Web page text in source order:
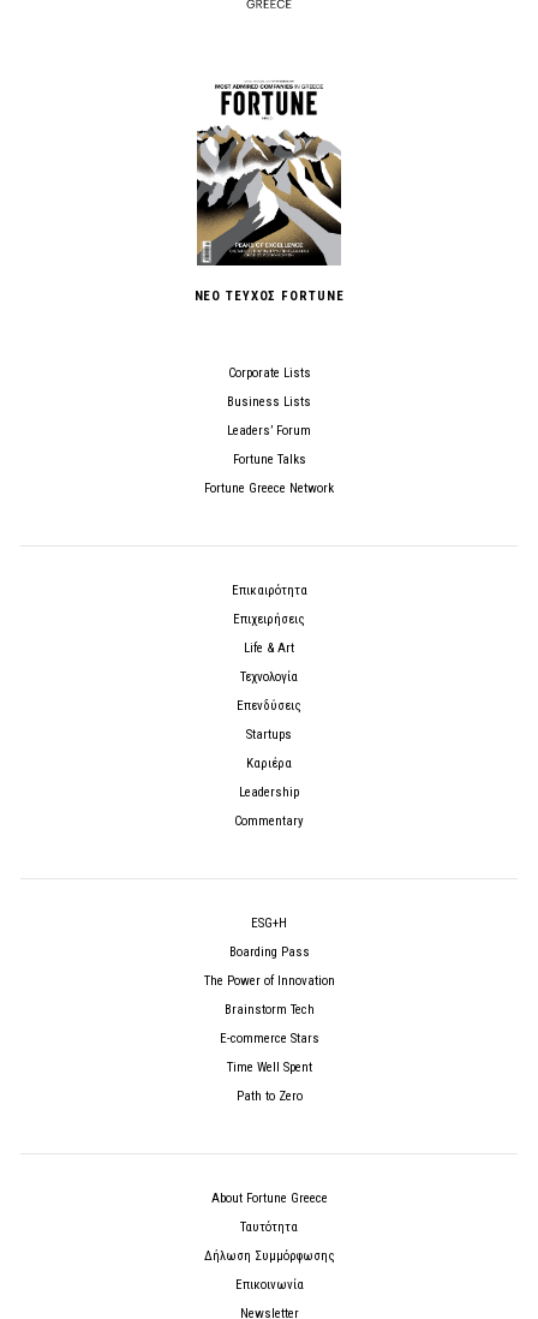
ΝΕΟ ΤΕΥΧΟΣ FORTUNE
Corporate Lists
Business Lists
Leaders’ Forum
Fortune Talks
Fortune Greece Network
Επικαιρότητα
Επιχειρήσεις
Life & Art
Τεχνολογία
Επενδύσεις
Startups
Καριέρα
Leadership
Commentary
ESG+H
Boarding Pass
The Power of Innovation
Brainstorm Tech
E-commerce Stars
Time Well Spent
Path to Zero
About Fortune Greece
Ταυτότητα
Δήλωση Συμμόρφωσης
Επικοινωνία
Newsletter